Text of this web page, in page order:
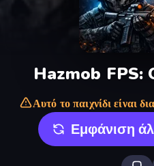
Hazmob FPS:
Αυτό το παιχνίδι είναι
Εμφάνιση